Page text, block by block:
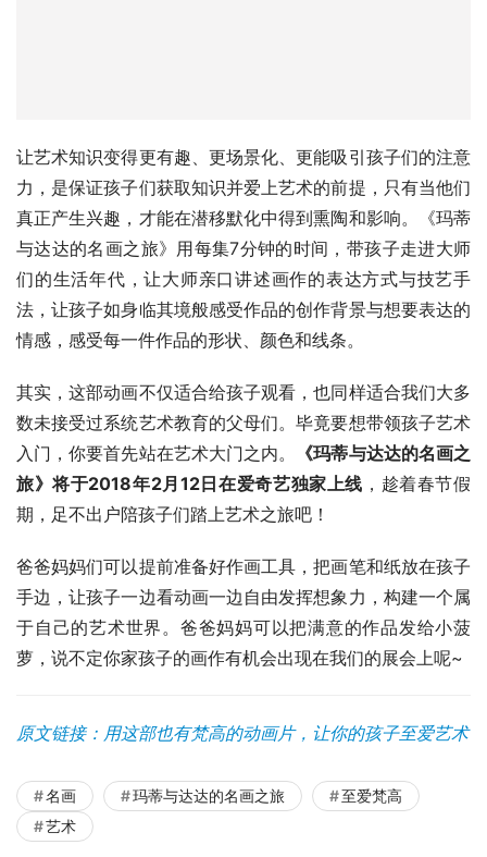
让艺术知识变得更有趣、更场景化、更能吸引孩子们的注意
力，是保证孩子们获取知识并爱上艺术的前提，只有当他们
真正产生兴趣，才能在潜移默化中得到熏陶和影响。《玛蒂
与达达的名画之旅》用每集7分钟的时间，带孩子走进大师
们的生活年代，让大师亲口讲述画作的表达方式与技艺手
法，让孩子如身临其境般感受作品的创作背景与想要表达的
情感，感受每一件作品的形状、颜色和线条。
其实，这部动画不仅适合给孩子观看，也同样适合我们大多
数未接受过系统艺术教育的父母们。毕竟要想带领孩子艺术
入门，你要首先站在艺术大门之内。
《玛蒂与达达的名画之
旅》将于2018年2月12日在爱奇艺独家上线 ，趁着春节假
期，足不出户陪孩子们踏上艺术之旅吧！
爸爸妈妈们可以提前准备好作画工具，把画笔和纸放在孩子
手边，让孩子一边看动画一边自由发挥想象力，构建一个属
于自己的艺术世界。爸爸妈妈可以把满意的作品发给小菠
萝，说不定你家孩子的画作有机会出现在我们的展会上呢~
原文链接：用这部也有梵高的动画片，让你的孩子至爱艺术
名画 玛蒂与达达的名画之旅
至爱梵高
艺术